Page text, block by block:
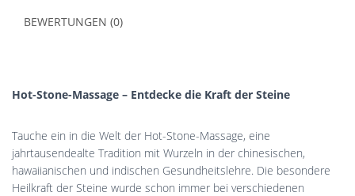
BEWERTUNGEN (0)
Hot-Stone-Massage – Entdecke die Kraft der Steine
Tauche ein in die Welt der Hot-Stone-Massage, eine
jahrtausendealte Tradition mit Wurzeln in der chinesischen,
hawaiianischen und indischen Gesundheitslehre. Die besondere
Heilkraft der Steine wurde schon immer bei verschiedenen